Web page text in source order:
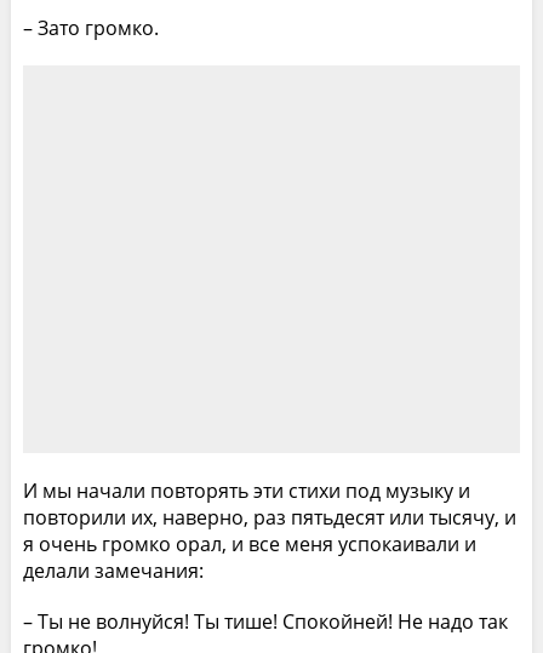
– Зато громко.
И мы начали повторять эти стихи под музыку и
повторили их, наверно, раз пятьдесят или тысячу, и
я очень громко орал, и все меня успокаивали и
делали замечания:
– Ты не волнуйся! Ты тише! Спокойней! Не надо так